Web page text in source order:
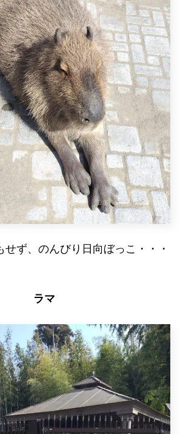
せず、のんびり日向ぼっこ・・・
ラマ